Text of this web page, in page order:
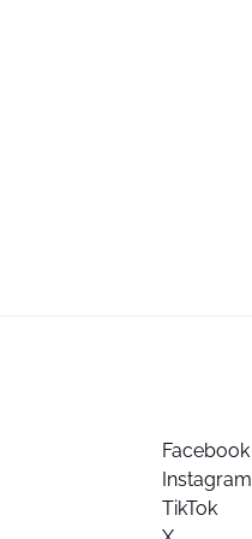
Facebook
Instagram
TikTok